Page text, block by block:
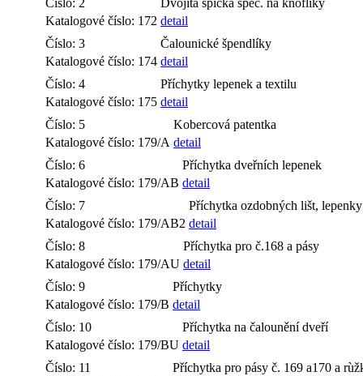
Číslo: 2
Dvojitá špička spec. na knoflíky
Katalogové číslo: 172 detail
Číslo: 3
Čalounické špendlíky
Katalogové číslo: 174 detail
Číslo: 4
Příchytky lepenek a textilu
Katalogové číslo: 175 detail
Číslo: 5
Kobercová patentka
Katalogové číslo: 179/A detail
Číslo: 6
Příchytka dveřních lepenek
Katalogové číslo: 179/AB detail
Číslo: 7
Příchytka ozdobných lišt, lepenky
Katalogové číslo: 179/AB2 detail
Číslo: 8
Příchytka pro č.168 a pásy
Katalogové číslo: 179/AU detail
Číslo: 9
Příchytky
Katalogové číslo: 179/B detail
Číslo: 10
Příchytka na čalounění dveří
Katalogové číslo: 179/BU detail
Číslo: 11
Příchytka pro pásy č. 169 a170 a